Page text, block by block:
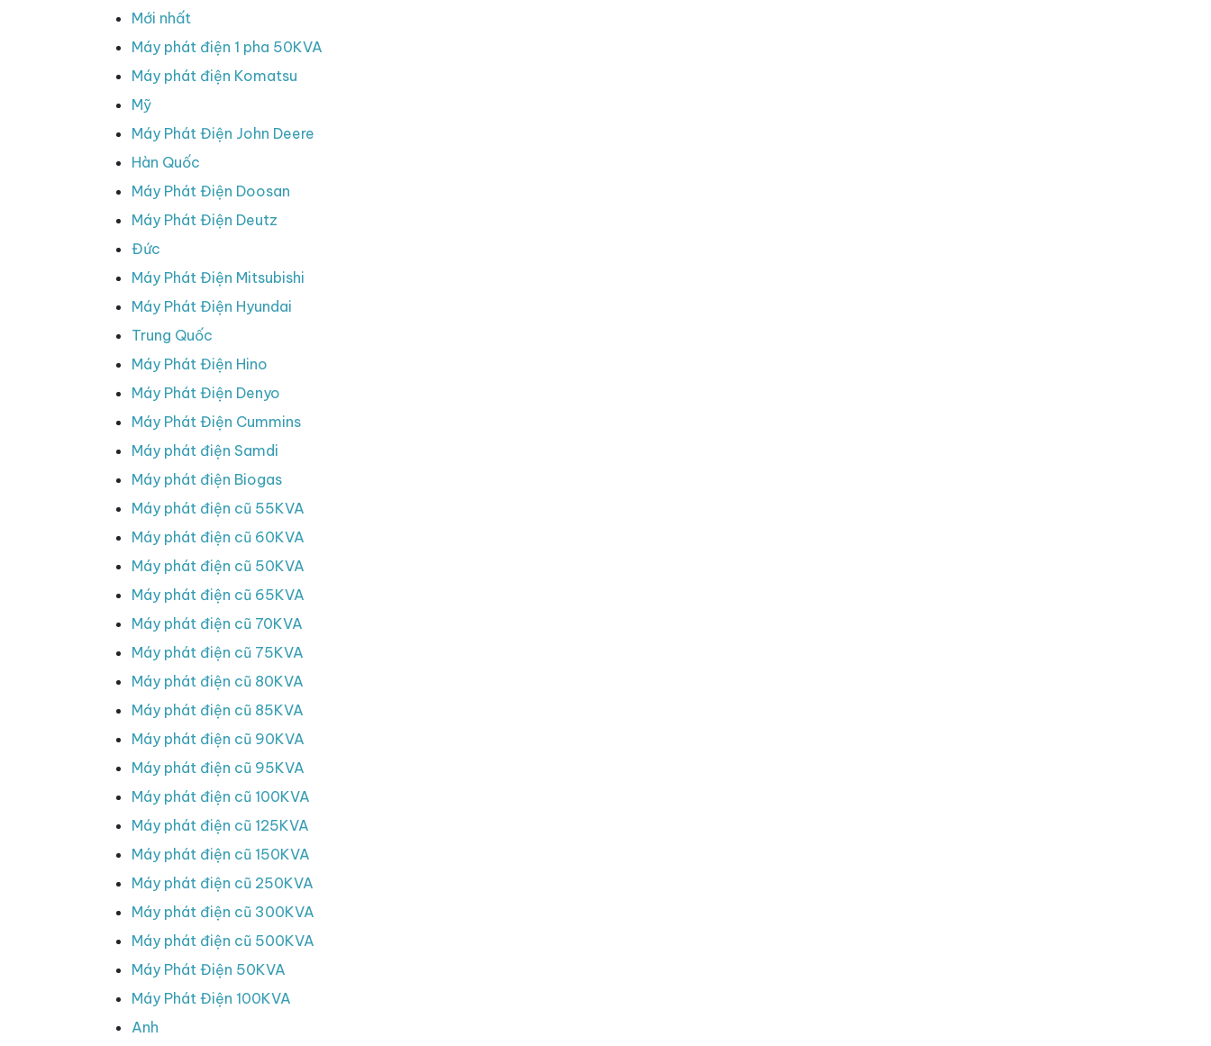
Mới nhất
Máy phát điện 1 pha 50KVA
Máy phát điện Komatsu
Mỹ
Máy Phát Điện John Deere
Hàn Quốc
Máy Phát Điện Doosan
Máy Phát Điện Deutz
Đức
Máy Phát Điện Mitsubishi
Máy Phát Điện Hyundai
Trung Quốc
Máy Phát Điện Hino
Máy Phát Điện Denyo
Máy Phát Điện Cummins
Máy phát điện Samdi
Máy phát điện Biogas
Máy phát điện cũ 55KVA
Máy phát điện cũ 60KVA
Máy phát điện cũ 50KVA
Máy phát điện cũ 65KVA
Máy phát điện cũ 70KVA
Máy phát điện cũ 75KVA
Máy phát điện cũ 80KVA
Máy phát điện cũ 85KVA
Máy phát điện cũ 90KVA
Máy phát điện cũ 95KVA
Máy phát điện cũ 100KVA
Máy phát điện cũ 125KVA
Máy phát điện cũ 150KVA
Máy phát điện cũ 250KVA
Máy phát điện cũ 300KVA
Máy phát điện cũ 500KVA
Máy Phát Điện 50KVA
Máy Phát Điện 100KVA
Anh